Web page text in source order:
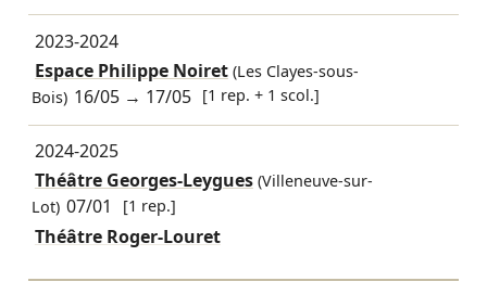
2023-2024
Espace Philippe Noiret(Les Clayes-sous-
Bois) 16/05 → 17/05 [1 rep. + 1 scol.]
2024-2025
Théâtre Georges-Leygues(Villeneuve-sur-
Lot) 07/01 [1 rep.]
Théâtre Roger-Louret